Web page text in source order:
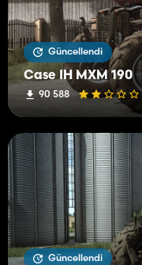
Güncellendi
Case IH MXM 190
90 588
Güncellendi